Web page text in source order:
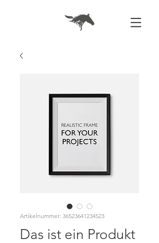
Artikelnummer: 36523641234523
Das ist ein Produkt